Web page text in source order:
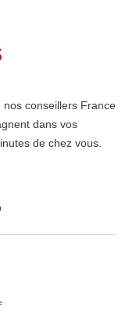
conseillers France
dans vos
de chez vous.